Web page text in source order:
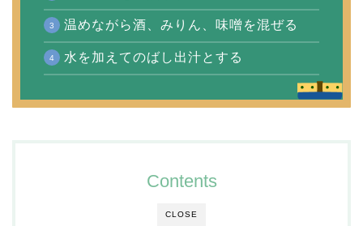
温めながら酒、みりん、味噌を混ぜる
水を加えてのばし出汁とする
CLOSE
Contents